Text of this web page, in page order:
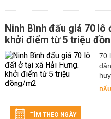
Ninh Bình đấu giá 70 lô
khởi điểm từ 5 triệu
70
TÌM THEO NGÀY